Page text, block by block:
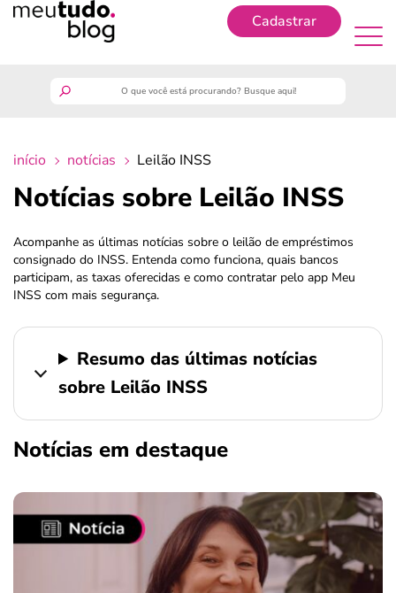
Cadastrar
guia do trabalhador
benefícios
crédito fácil
últimas notícias
início notícias Leilão INSS
Notícias sobre Leilão INSS
Acompanhe as últimas notícias sobre o leilão de empréstimos
consignado do INSS. Entenda como funciona, quais bancos
participam, as taxas oferecidas e como contratar pelo app Meu
INSS com mais segurança.
Resumo das últimas notícias
sobre Leilão INSS
Notícias em destaque